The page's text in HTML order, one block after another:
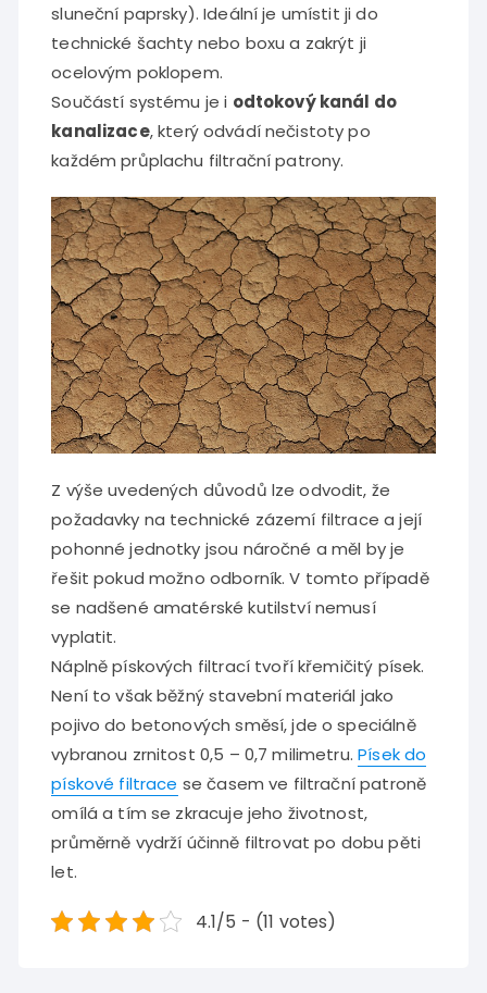
sluneční paprsky). Ideální je umístit ji do
technické šachty nebo boxu a zakrýt ji
ocelovým poklopem.
Součástí systému je i odtokový kanál do
kanalizace, který odvádí nečistoty po
každém průplachu filtrační patrony.
Z výše uvedených důvodů lze odvodit, že
požadavky na technické zázemí filtrace a její
pohonné jednotky jsou náročné a měl by je
řešit pokud možno odborník. V tomto případě
se nadšené amatérské kutilství nemusí
vyplatit.
Náplně pískových filtrací tvoří křemičitý písek.
Není to však běžný stavební materiál jako
pojivo do betonových směsí, jde o speciálně
vybranou zrnitost 0,5 – 0,7 milimetru.Písek do
pískové filtrace se časem ve filtrační patroně
omílá a tím se zkracuje jeho životnost,
průměrně vydrží účinně filtrovat po dobu pěti
let.
4.1/5 - (11 votes)